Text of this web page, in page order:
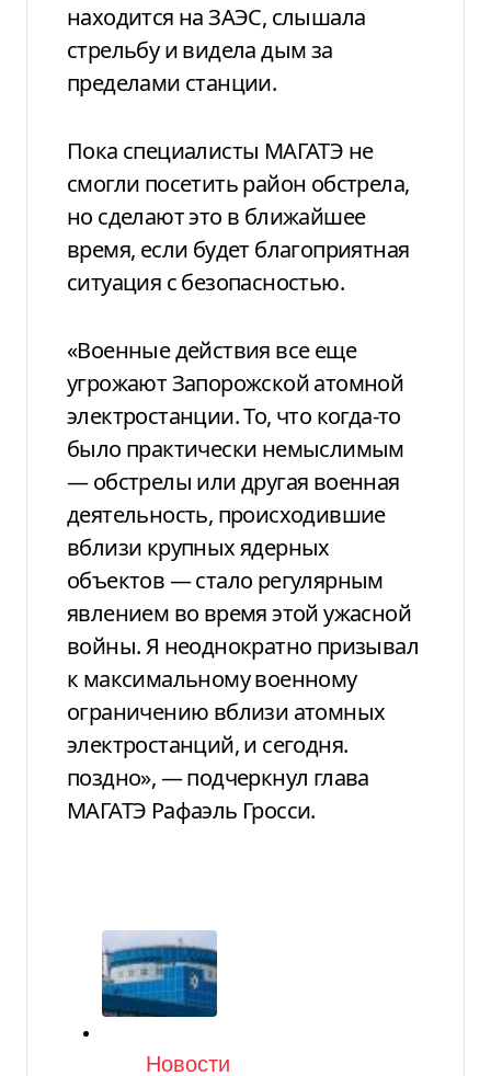
находится на ЗАЭС, слышала
стрельбу и видела дым за
пределами станции.
Пока специалисты МАГАТЭ не
смогли посетить район обстрела,
но сделают это в ближайшее
время, если будет благоприятная
ситуация с безопасностью.
«Военные действия все еще
угрожают Запорожской атомной
электростанции. То, что когда-то
было практически немыслимым
— обстрелы или другая военная
деятельность, происходившие
вблизи крупных ядерных
объектов — стало регулярным
явлением во время этой ужасной
войны. Я неоднократно призывал
к максимальному военному
ограничению вблизи атомных
электростанций, и сегодня.
поздно», — подчеркнул глава
МАГАТЭ Рафаэль Гросси.
Категория
Новости